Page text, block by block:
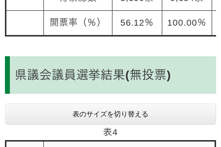
開票率（％） 56.12％ 100.00％
県議会議員選挙結果(無投票)
表のサイズを切り替える
表4